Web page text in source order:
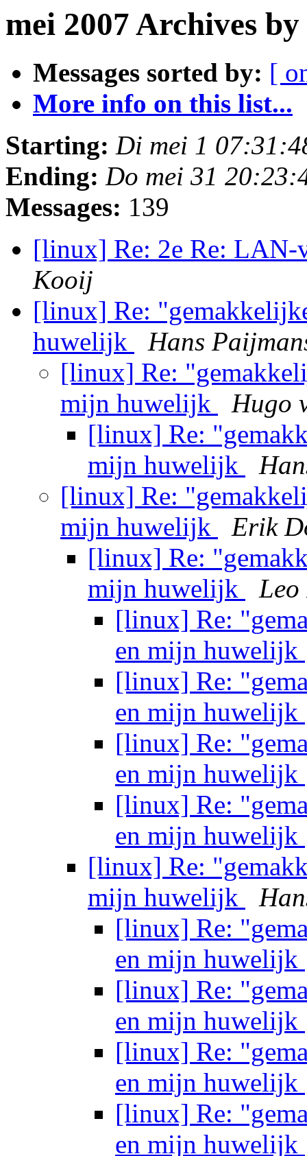
mei 2007 Archives
Messages sorted by: [
More info on this list...
Starting: Di mei 1
Ending: Do mei 31
Messages: 139
[linux] Re: 2e Re: LAN-
Kooij
[linux] Re:
huwelijk
Hans
[linux] Re:
mijn huwelijk
Hugo
[linux] Re:
mijn huwelijk
[linux] Re:
mijn huwelijk
Erik
[linux] Re:
mijn huwelijk
[linux] Re:
en mijn huwelijk
[linux] Re:
en mijn huwelijk
[linux] Re:
en mijn huwelijk
[linux] Re:
en mijn huwelijk
[linux] Re:
mijn huwelijk
[linux] Re:
en mijn huwelijk
[linux] Re:
en mijn huwelijk
[linux] Re:
en mijn huwelijk
[linux] Re:
en mijn huwelijk